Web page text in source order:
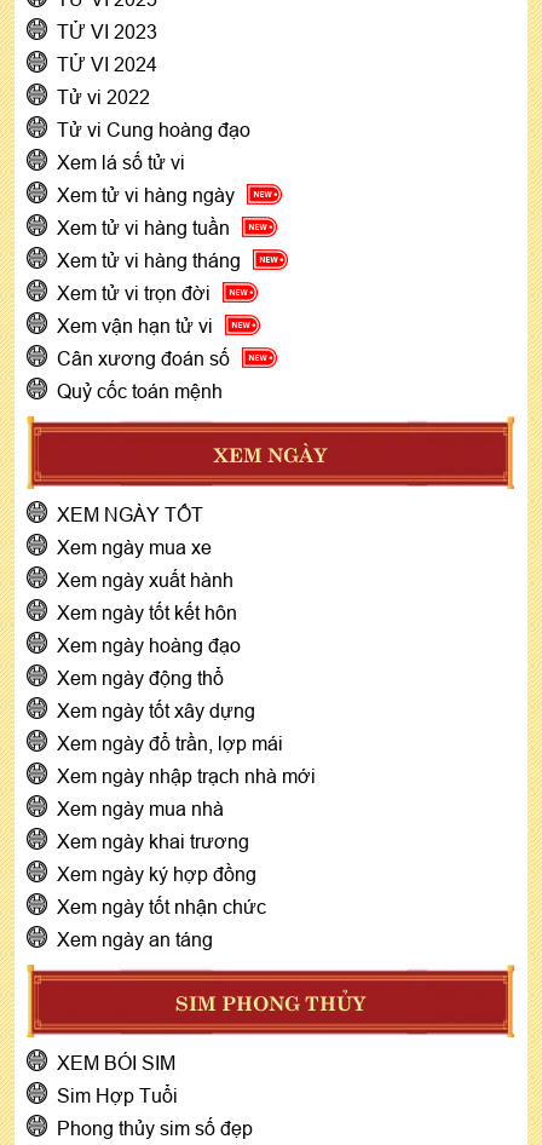
TỬ VI 2023
TỬ VI 2024
Tử vi 2022
Tử vi Cung hoàng đạo
Xem lá số tử vi
Xem tử vi hàng ngày
Xem tử vi hàng tuần
Xem tử vi hàng tháng
Xem tử vi trọn đời
Xem vận hạn tử vi
Cân xương đoán số
Quỷ cốc toán mệnh
XEM NGÀY
XEM NGÀY TỐT
Xem ngày mua xe
Xem ngày xuất hành
Xem ngày tốt kết hôn
Xem ngày hoàng đạo
Xem ngày động thổ
Xem ngày tốt xây dựng
Xem ngày đổ trần, lợp mái
Xem ngày nhập trạch nhà mới
Xem ngày mua nhà
Xem ngày khai trương
Xem ngày ký hợp đồng
Xem ngày tốt nhận chức
Xem ngày an táng
SIM PHONG THỦY
XEM BÓI SIM
Sim Hợp Tuổi
Phong thủy sim số đẹp